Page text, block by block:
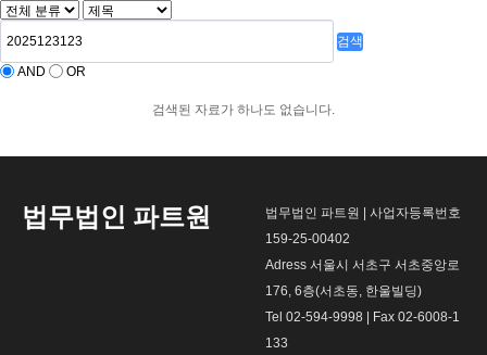
검색
AND OR
검색된 자료가 하나도 없습니다.
법무법인 파트원
법무법인 파트원 | 사업자등록번호
159-25-00402
Adress 서울시 서초구 서초중앙로
176, 6층(서초동, 한울빌딩)
Tel 02-594-9998 | Fax 02-6008-1
133